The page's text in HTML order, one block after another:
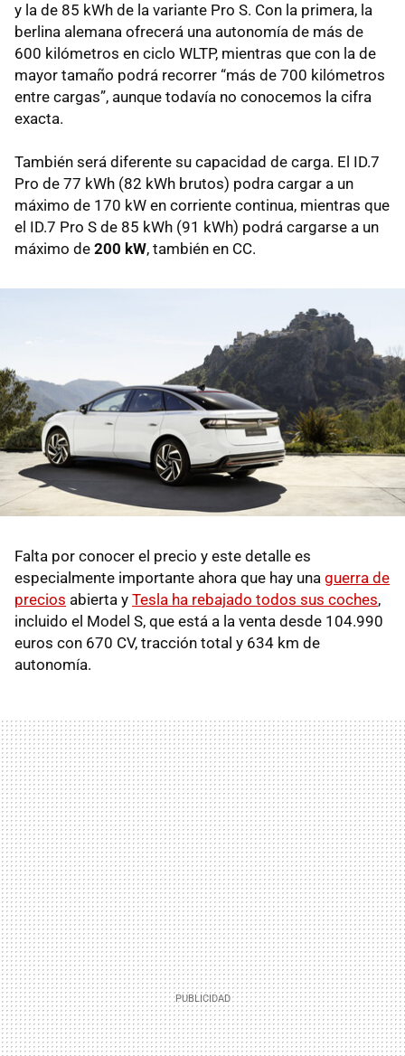
y la de 85 kWh de la variante Pro S. Con la primera, la
berlina alemana ofrecerá una autonomía de más de
600 kilómetros en ciclo WLTP, mientras que con la de
mayor tamaño podrá recorrer “más de 700 kilómetros
entre cargas”, aunque todavía no conocemos la cifra
exacta.
También será diferente su capacidad de carga. El ID.7
Pro de 77 kWh (82 kWh brutos) podra cargar a un
máximo de 170 kW en corriente continua, mientras que
el ID.7 Pro S de 85 kWh (91 kWh) podrá cargarse a un
máximo de 200 kW, también en CC.
Falta por conocer el precio y este detalle es
especialmente importante ahora que hay una guerra de
precios abierta y Tesla ha rebajado todos sus coches,
incluido el Model S, que está a la venta desde 104.990
euros con 670 CV, tracción total y 634 km de
autonomía.